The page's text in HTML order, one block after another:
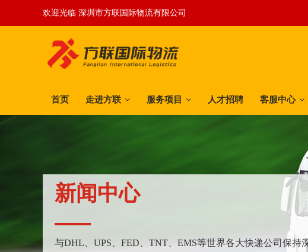
欢迎光临 深圳市方联国际物流有限公司
首页 走进方联 服务项目 人才招聘 客服中心
新闻中心
与DHL、UPS、FED、TNT、EMS等世界各大快递公司保持